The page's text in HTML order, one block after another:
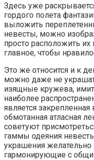
Здесь уже
гордого полета
выложить
невесты, можно
просто расположить
главное, чтобы
Это же относится и к
можно даже не
изящные кружева,
наиболее
является
обмотанная атласная
советуют
гаммы одеяния
украшения желательно
гармонирующие с